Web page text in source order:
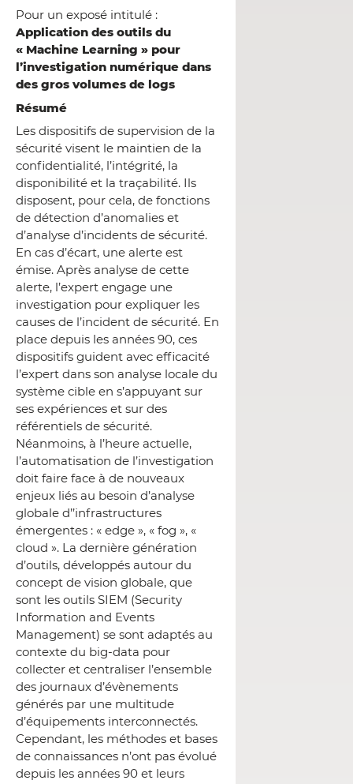
Pour un exposé intitulé :
Application des outils du
« Machine Learning » pour
l’investigation numérique dans
des gros volumes de logs
Résumé
Les dispositifs de supervision de la
sécurité visent le maintien de la
confidentialité, l’intégrité, la
disponibilité et la traçabilité. Ils
disposent, pour cela, de fonctions
de détection d’anomalies et
d’analyse d’incidents de sécurité.
En cas d’écart, une alerte est
émise. Après analyse de cette
alerte, l’expert engage une
investigation pour expliquer les
causes de l’incident de sécurité. En
place depuis les années 90, ces
dispositifs guident avec efficacité
l’expert dans son analyse locale du
système cible en s’appuyant sur
ses expériences et sur des
référentiels de sécurité.
Néanmoins, à l’heure actuelle,
l’automatisation de l’investigation
doit faire face à de nouveaux
enjeux liés au besoin d’analyse
globale d’’infrastructures
émergentes : « edge », « fog », «
cloud ». La dernière génération
d’outils, développés autour du
concept de vision globale, que
sont les outils SIEM (Security
Information and Events
Management) se sont adaptés au
contexte du big-data pour
collecter et centraliser l’ensemble
des journaux d’évènements
générés par une multitude
d’équipements interconnectés.
Cependant, les méthodes et bases
de connaissances n’ont pas évolué
depuis les années 90 et leurs